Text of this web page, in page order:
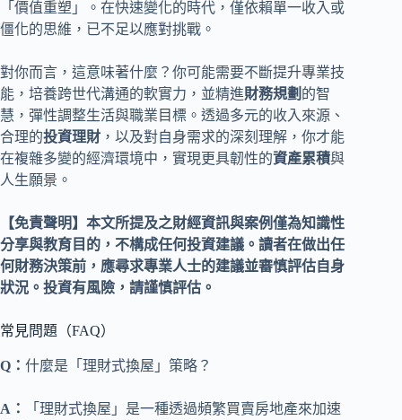
「價值重塑」。在快速變化的時代，僅依賴單一收入或
僵化的思維，已不足以應對挑戰。
對你而言，這意味著什麼？你可能需要不斷提升專業技
能，培養跨世代溝通的軟實力，並精進財務規劃 的智
慧，彈性調整生活與職業目標。透過多元的收入來源、
合理的投資理財 ，以及對自身需求的深刻理解，你才能
在複雜多變的經濟環境中，實現更具韌性的資產累積與
人生願景。
【免責聲明】本文所提及之財經資訊與案例僅為知識性
分享與教育目的，不構成任何投資建議。讀者在做出任
何財務決策前，應尋求專業人士的建議並審慎評估自身
狀況。投資有風險，請謹慎評估。
常見問題（FAQ）
Q： 什麼是「理財式換屋」策略？
A：
「理財式換屋」是一種透過頻繁買賣房地產來加速